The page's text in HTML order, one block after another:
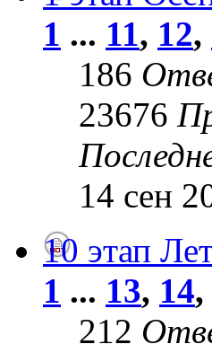
1 ... 11, 12,
186
23676
14 сен
10 этап
1 ... 13, 14,
212